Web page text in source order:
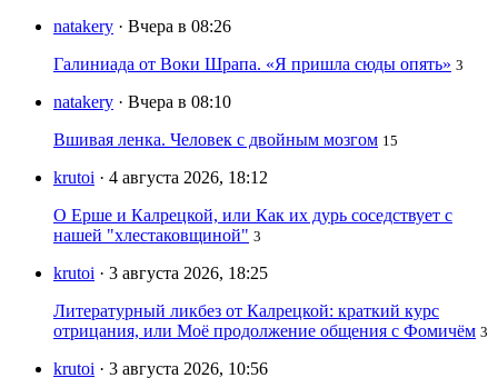
natakery · Вчера в 08:26
Галиниада от Воки Шрапа. «Я пришла сюды опять» 3
natakery · Вчера в 08:10
Вшивая ленка. Человек с двойным мозгом 15
krutoi · 4 августа 2026, 18:12
О Ерше и Калрецкой, или Как их дурь соседствует с
нашей "хлестаковщиной" 3
krutoi · 3 августа 2026, 18:25
Литературный ликбез от Калрецкой: краткий курс
отрицания, или Моё продолжение общения с Фомичём 3
krutoi · 3 августа 2026, 10:56